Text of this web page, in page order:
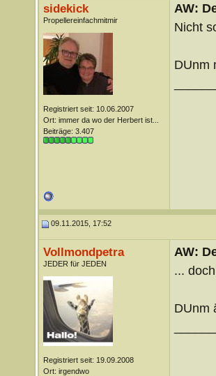
sidekick
Propellereinfachmitmir
Registriert seit: 10.06.2007
Ort: immer da wo der Herbert ist...
Beiträge: 3.407
AW:
Nicht
DUnm
09.11.2015, 17:52
Vollmondpetra
JEDER für JEDEN
Registriert seit: 19.09.2008
Ort: irgendwo
AW:
...
DUnm